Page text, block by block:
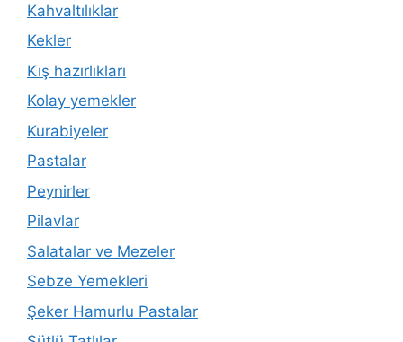
Kahvaltılıklar
Kekler
Kış hazırlıkları
Kolay yemekler
Kurabiyeler
Pastalar
Peynirler
Pilavlar
Salatalar ve Mezeler
Sebze Yemekleri
Şeker Hamurlu Pastalar